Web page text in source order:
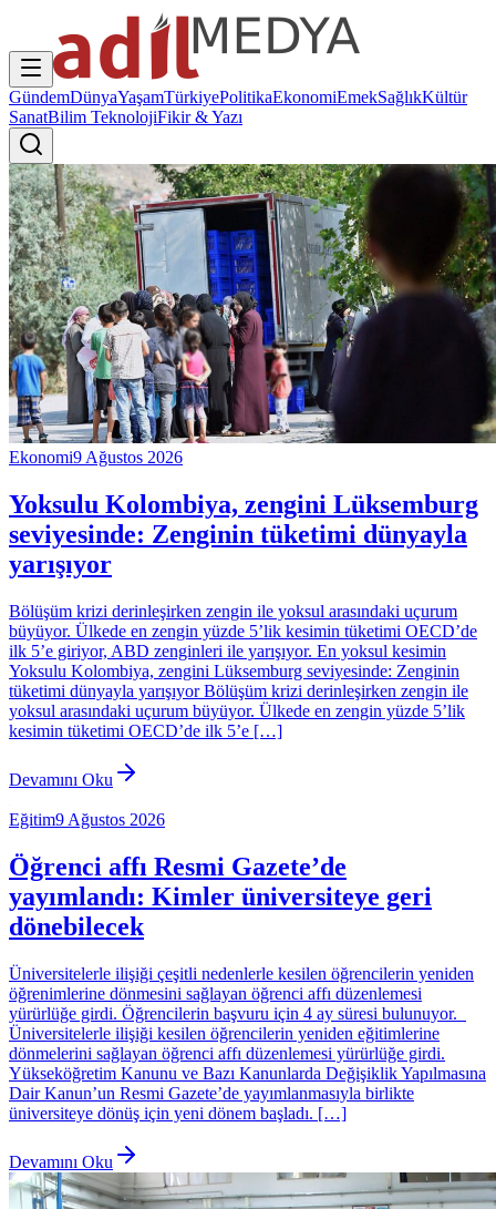
GündemDünyaYaşamTürkiyePolitikaEkonomiEmekSağlıkKültür
SanatBilim TeknolojiFikir & Yazı
Ekonomi9 Ağustos 2026
Yoksulu Kolombiya, zengini Lüksemburg
seviyesinde: Zenginin tüketimi dünyayla
yarışıyor
Bölüşüm krizi derinleşirken zengin ile yoksul arasındaki uçurum
büyüyor. Ülkede en zengin yüzde 5’lik kesimin tüketimi OECD’de
ilk 5’e giriyor, ABD zenginleri ile yarışıyor. En yoksul kesimin
Yoksulu Kolombiya, zengini Lüksemburg seviyesinde: Zenginin
tüketimi dünyayla yarışıyor Bölüşüm krizi derinleşirken zengin ile
yoksul arasındaki uçurum büyüyor. Ülkede en zengin yüzde 5’lik
kesimin tüketimi OECD’de ilk 5’e […]
Devamını Oku
Eğitim9 Ağustos 2026
Öğrenci affı Resmi Gazete’de
yayımlandı: Kimler üniversiteye geri
dönebilecek
Üniversitelerle ilişiği çeşitli nedenlerle kesilen öğrencilerin yeniden
öğrenimlerine dönmesini sağlayan öğrenci affı düzenlemesi
yürürlüğe girdi. Öğrencilerin başvuru için 4 ay süresi bulunuyor.
Üniversitelerle ilişiği kesilen öğrencilerin yeniden eğitimlerine
dönmelerini sağlayan öğrenci affı düzenlemesi yürürlüğe girdi.
Yükseköğretim Kanunu ve Bazı Kanunlarda Değişiklik Yapılmasına
Dair Kanun’un Resmi Gazete’de yayımlanmasıyla birlikte
üniversiteye dönüş için yeni dönem başladı. […]
Devamını Oku